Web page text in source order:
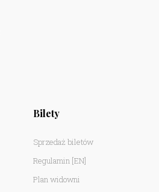
Bilety
Sprzedaż biletów
Regulamin [EN]
Plan widowni